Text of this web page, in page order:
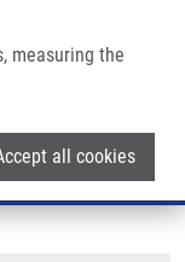
measuring the
all cookies
PERSONÁL